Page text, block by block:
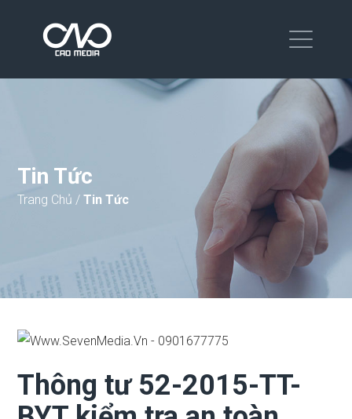
Tin Tức
Trang Chủ / Tin Tức
Thông tư 52-2015-TT-